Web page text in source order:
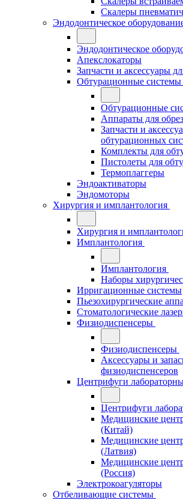
Скалеры
Эндодонтическое
Эндодонтическое
Апекслокаторы
Запчасти и аксессуары
Обтурационные системы
Обтурационные
Аппараты для
Запчасти и
обтурационных
Комплекты для
Пистолеты для
Термоплаггеры
Эндоактиваторы
Эндомоторы
Хирургия и имплантология
Хирургия и
Имплантология
Имплантология
Наборы
Ирригационные системы
Пьезохирургические
Стоматологические
Физиодиспенсеры
Физиодиспенсеры
Аксессуары и
физиодиспенсеров
Центрифуги
Центрифуги
Медицинские
(Китай)
Медицинские
(Латвия)
Медицинские
(Россия)
Электрокоагуляторы
Отбеливающие системы